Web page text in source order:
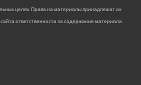
целях. Права на материалы принадлежат их
ответственности за содержание материала